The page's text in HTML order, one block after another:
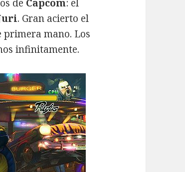
de Capcom: el
. Gran acierto el
primera mano. Los
infinitamente.